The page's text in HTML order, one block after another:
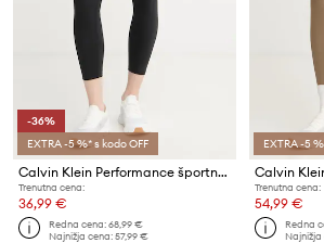
-36%
EXTRA -5 %* s kodo OFF
Calvin Klein Performance športne pajkice ženske
Trenutna cena:
36,99 €
Redna cena:68,99 €
Najnižja cena:57,99 €
EXTRA -5
Trenutna cena:
54,99 €
Redna
Najnižja